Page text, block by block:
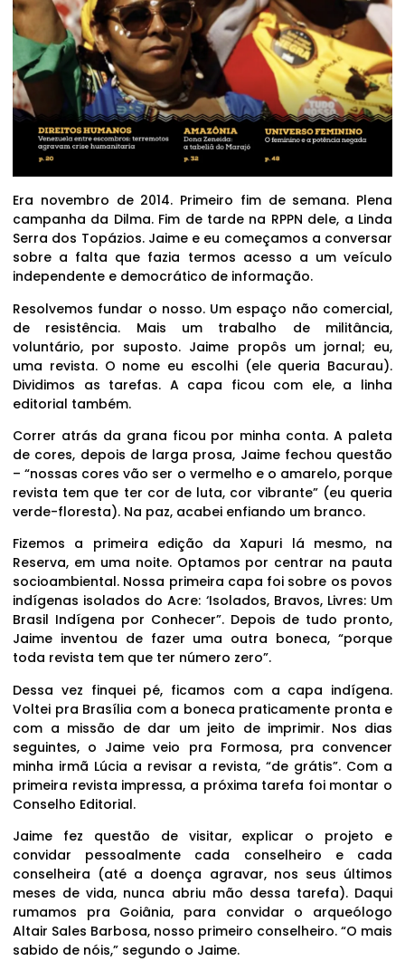
Era novembro de 2014. Primeiro fim de semana. Plena
campanha da Dilma. Fim de tarde na RPPN dele, a Linda
Serra dos Topázios. Jaime e eu começamos a conversar
sobre a falta que fazia termos acesso a um veículo
independente e democrático de informação.
Resolvemos fundar o nosso. Um espaço não comercial,
de resistência. Mais um trabalho de militância,
voluntário, por suposto. Jaime propôs um jornal; eu,
uma revista. O nome eu escolhi (ele queria Bacurau).
Dividimos as tarefas. A capa ficou com ele, a linha
editorial também.
Correr atrás da grana ficou por minha conta. A paleta
de cores, depois de larga prosa, Jaime fechou questão
– “nossas cores vão ser o vermelho e o amarelo, porque
revista tem que ter cor de luta, cor vibrante” (eu queria
verde-floresta). Na paz, acabei enfiando um branco.
Fizemos a primeira edição da Xapuri lá mesmo, na
Reserva, em uma noite. Optamos por centrar na pauta
socioambiental. Nossa primeira capa foi sobre os povos
indígenas isolados do Acre: ‘Isolados, Bravos, Livres: Um
Brasil Indígena por Conhecer”. Depois de tudo pronto,
Jaime inventou de fazer uma outra boneca, “porque
toda revista tem que ter número zero”.
Dessa vez finquei pé, ficamos com a capa indígena.
Voltei pra Brasília com a boneca praticamente pronta e
com a missão de dar um jeito de imprimir. Nos dias
seguintes, o Jaime veio pra Formosa, pra convencer
minha irmã Lúcia a revisar a revista, “de grátis”. Com a
primeira revista impressa, a próxima tarefa foi montar o
Conselho Editorial.
Jaime fez questão de visitar, explicar o projeto e
convidar pessoalmente cada conselheiro e cada
conselheira (até a doença agravar, nos seus últimos
meses de vida, nunca abriu mão dessa tarefa). Daqui
rumamos pra Goiânia, para convidar o arqueólogo
Altair Sales Barbosa, nosso primeiro conselheiro. “O mais
sabido de nóis,” segundo o Jaime.